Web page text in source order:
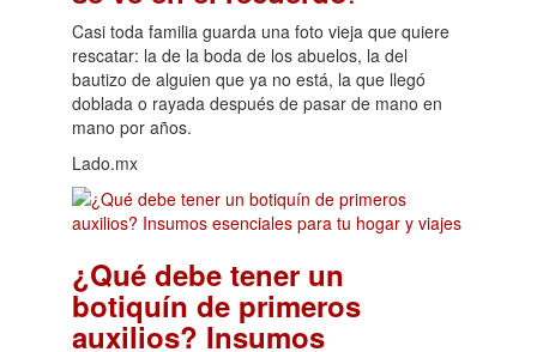
Casi toda familia guarda una foto vieja que quiere
rescatar: la de la boda de los abuelos, la del
bautizo de alguien que ya no está, la que llegó
doblada o rayada después de pasar de mano en
mano por años.
Lado.mx
¿Qué debe tener un
botiquín de primeros
auxilios? Insumos